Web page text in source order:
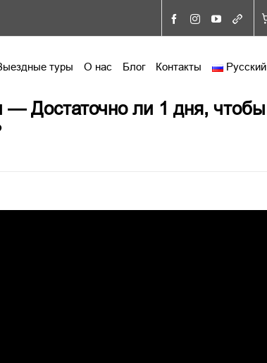
туры О нас Блог Контакты Русский
— Достаточно ли 1 дня, чтобы